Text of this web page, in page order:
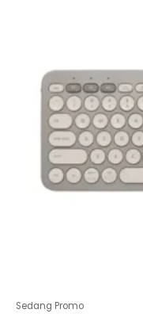
Sedang Promo